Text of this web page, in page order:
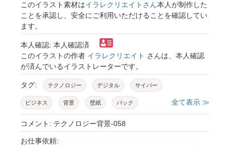
このイラスト素材はイラレクリエイトさん本人が制作した
ことを承認し、安全にご利用いただけることを確認してい
ます。
本人確認: 本人確認済
このイラストの作者 イラレクリエイト さんは、本人確認
が済んでいるイラストレーターです。
タグ: テクノロジー デジタル サイバー
ビジネス 背景 壁紙 バック
テクスチャ かっこいい クール
グリーン
全て表示 ≫
コメント: テクノロジー背景-058
お仕事依頼: